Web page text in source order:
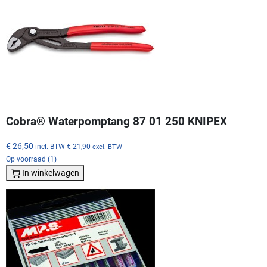
Cobra® Waterpomptang 87 01 250 KNIPEX
€ 26,50 incl. BTW € 21,90 excl. BTW
Op voorraad (1)
In winkelwagen